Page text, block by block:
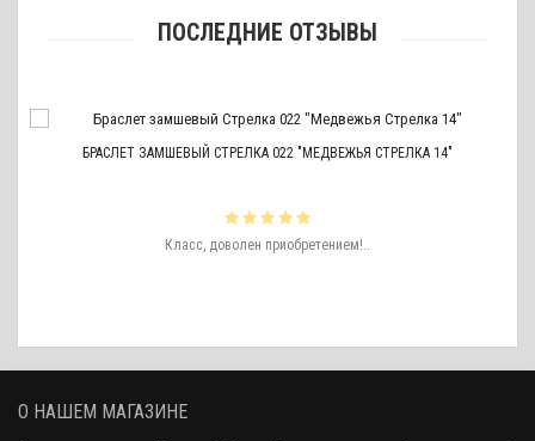
ПОСЛЕДНИЕ ОТЗЫВЫ
БРАСЛЕТ ЗАМШЕВЫЙ СТРЕЛКА 022 "МЕДВЕЖЬЯ СТРЕЛКА 14"
Класс, доволен приобретением!..
О НАШЕМ МАГАЗИНЕ